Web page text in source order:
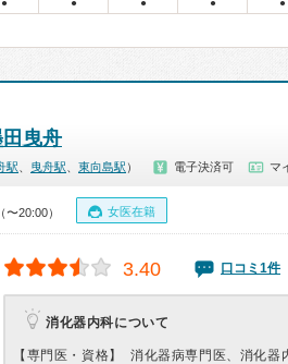
● ● ● ● ●
曳舟
駅 曳舟駅 東向島駅 ） 電子決済可 マ
〜20:00） 女医在籍
3.40 口コミ1件
消化器内科について
【専門医・資格】 消化器病専門医、消化器